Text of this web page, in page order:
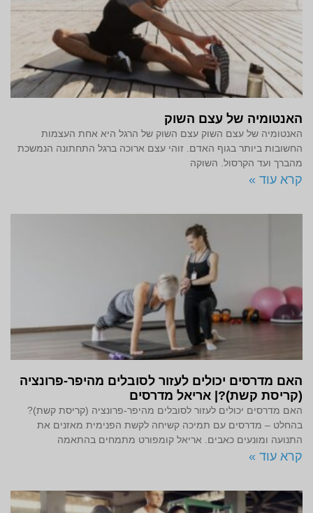
האנטומיה של עצם השוק
האנטומיה של עצם השוק עצם השוק של הרגל היא אחת העצמות
החשובות ביותר בגוף האדם. זוהי עצם ארוכה ברגל התחתונה הנמשכת
מהברך ועד הקרסול. השוקה
קרא עוד »
האם מדרסים יכולים לעזור לסובלים מהיפר-פרונציה
(קריסת קשת)?| אריאל מדרסים
האם מדרסים יכולים לעזור לסובלים מהיפר-פרונציה (קריסת קשת)?
בהחלט – מדרסים עם תמיכה קשיחה לקשת הפנימית מאזנים את
התנועה ומונעים כאבים. אריאל קומפורט מתמחים בהתאמה
קרא עוד »